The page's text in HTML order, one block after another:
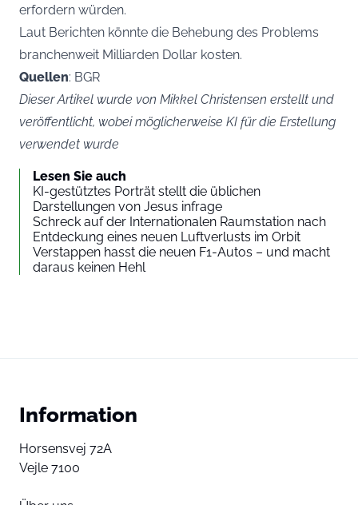
erfordern würden.
Laut Berichten könnte die Behebung des Problems
branchenweit Milliarden Dollar kosten.
Quellen: BGR
Dieser Artikel wurde von Mikkel Christensen erstellt und
veröffentlicht, wobei möglicherweise KI für die Erstellung
verwendet wurde
Lesen Sie auch
KI-gestütztes Porträt stellt die üblichen
Darstellungen von Jesus infrage
Schreck auf der Internationalen Raumstation nach
Entdeckung eines neuen Luftverlusts im Orbit
Verstappen hasst die neuen F1-Autos – und macht
daraus keinen Hehl
Information
Horsensvej 72A
Vejle 7100